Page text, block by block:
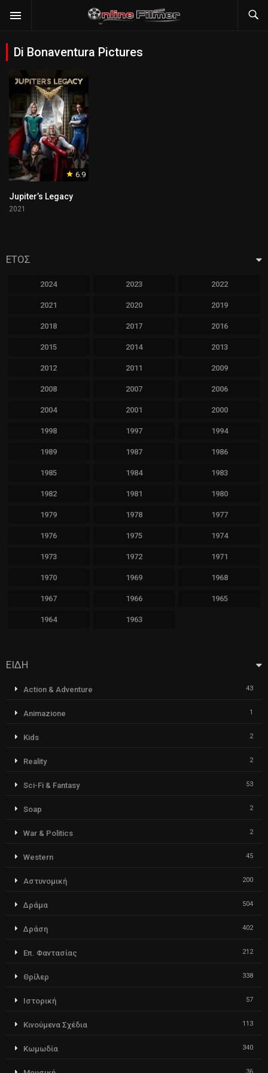
Di Bonaventura Pictures
6.9
Jupiter’s Legacy
2021
ΕΤΟΣ
2024 2023 2022
2021 2020 2019
2018 2017 2016
2015 2014 2013
2012 2011 2009
2008 2007 2006
2004 2001 2000
1998 1997 1994
1989 1987 1986
1985 1984 1983
1982 1981 1980
1979 1978 1977
1976 1975 1974
1973 1972 1971
1970 1969 1968
1967 1966 1965
1964 1963
ΕΙΔΗ
Action & Adventure 43
Animazione 1
Kids 2
Reality 2
Sci-Fi & Fantasy 53
Soap 2
War & Politics 2
Western 45
Αστυνομική 200
Δράμα 504
Δράση 402
Επ. Φαντασίας 212
Θρίλερ 338
Ιστορική 57
Κινούμενα Σχέδια 113
Κωμωδία 340
36